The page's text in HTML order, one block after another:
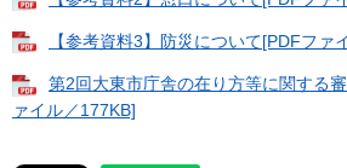
【参考資料3】防災について[PDFファ
第2回大東市庁舎の在り方等に関する
ァイル／177KB]